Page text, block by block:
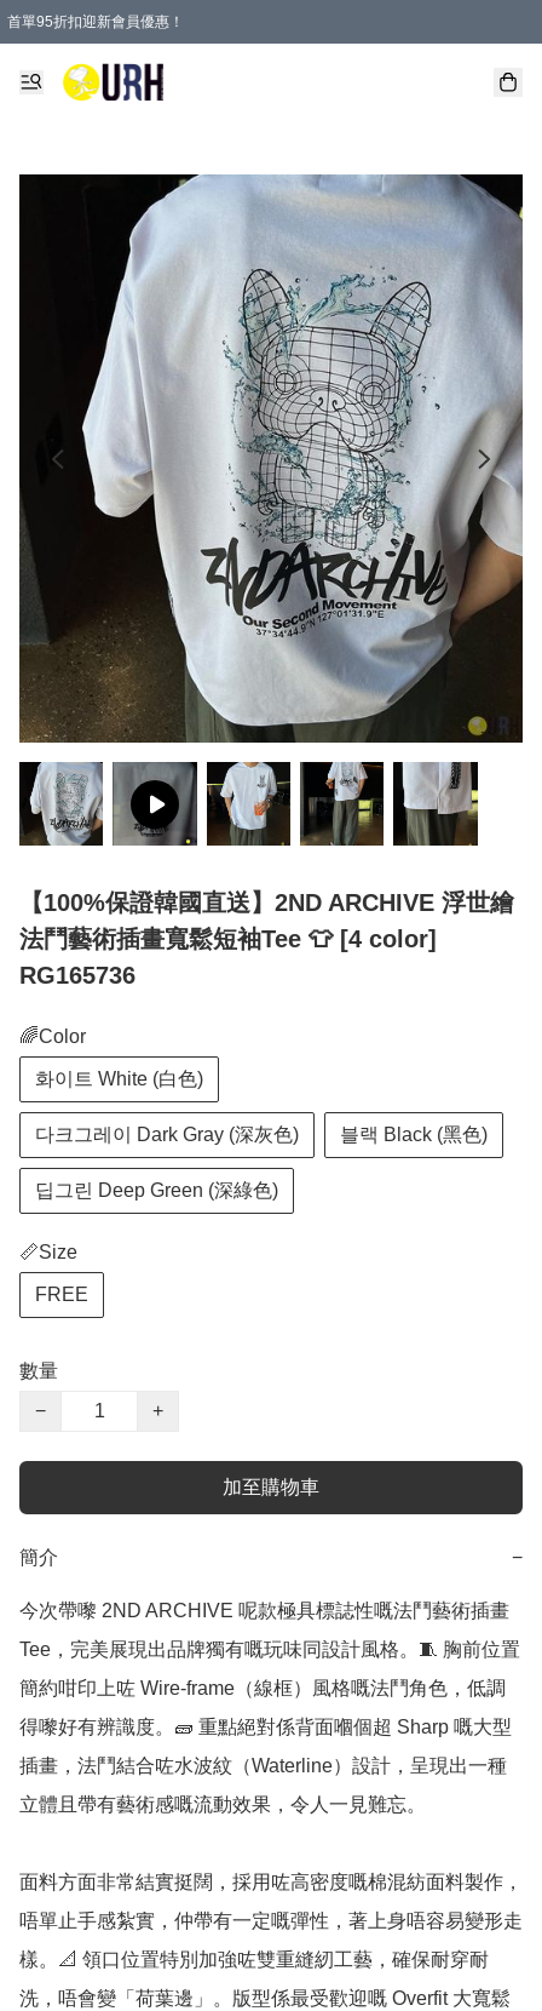
首單95折扣迎新會員優惠！
特選會員可享全單低至 95 折優惠！
單一訂單滿HKD600(澳門HKD800)包郵寄順豐送到家。
【100%保證韓國直送】2ND ARCHIVE 浮世繪
法鬥藝術插畫寬鬆短袖Tee 👕 [4 color]
RG165736
🌈Color
화이트 White (白色)
다크그레이 Dark Gray (深灰色) 블랙 Black (黑色)
딥그린 Deep Green (深綠色)
📏Size
FREE
數量
−
+
加至購物車
簡介 −
今次帶嚟 2ND ARCHIVE 呢款極具標誌性嘅法鬥藝術插畫
Tee，完美展現出品牌獨有嘅玩味同設計風格。🧵 胸前位置
簡約咁印上咗 Wire-frame（線框）風格嘅法鬥角色，低調
得嚟好有辨識度。🧱 重點絕對係背面嗰個超 Sharp 嘅大型
插畫，法鬥結合咗水波紋（Waterline）設計，呈現出一種
立體且帶有藝術感嘅流動效果，令人一見難忘。
面料方面非常結實挺闊，採用咗高密度嘅棉混紡面料製作，
唔單止手感紮實，仲帶有一定嘅彈性，著上身唔容易變形走
樣。📐 領口位置特別加強咗雙重縫紉工藝，確保耐穿耐
洗，唔會變「荷葉邊」。版型係最受歡迎嘅 Overfit 大寬鬆